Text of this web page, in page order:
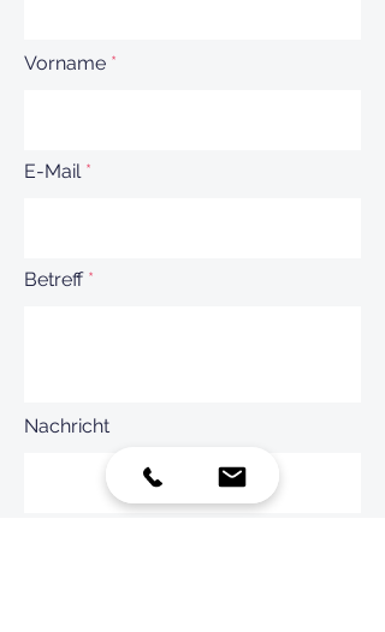
Vorname
E-Mail
Betreff
Nachricht